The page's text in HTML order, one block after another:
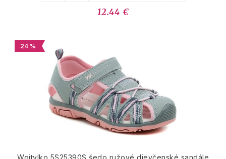
12.44 €
24 %
Wojtylko 5S25390S šedo ružové dievčenské sandále